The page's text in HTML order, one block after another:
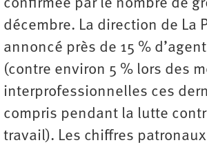
confirmée par le nombre de
décembre. La direction de La
annoncé près de 15 %
(contre environ 5 % lors des
interprofessionnelles ces
compris pendant la lutte
travail). Les chiffres